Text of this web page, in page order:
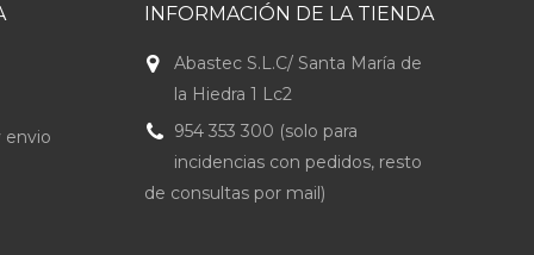
envio
INFORMACIÓN DE LA TIENDA
Abastec S.L.C/ Santa María de
la Hiedra 1 Lc2
954 353 300 (solo para
incidencias con pedidos, resto
de consultas por mail)